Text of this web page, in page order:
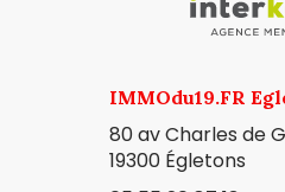
IMMOdu19.FR
80 av Charles de
19300 Égletons